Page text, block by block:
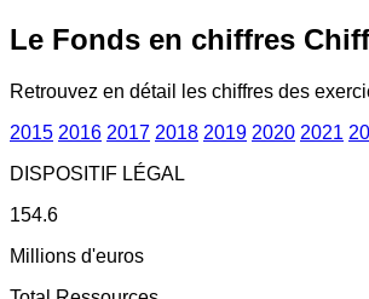
Le Fonds en chiffres
Retrouvez en détail les chiffres des
2015 2016 2017 2018 2019 2020 2021
DISPOSITIF LÉGAL
154.6
Millions d'euros